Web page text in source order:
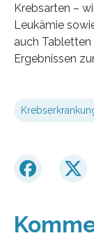
Krebsarten –
Leukämie
auch
Ergebnissen